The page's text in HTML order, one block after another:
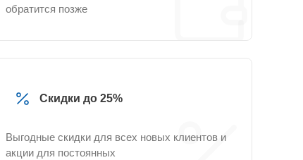
обратится позже
Скидки до 25%
Выгодные скидки для всех новых клиентов и
акции для постоянных